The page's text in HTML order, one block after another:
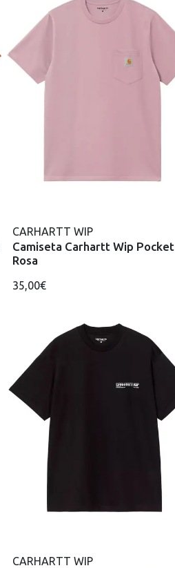
CARHARTT WIP
Camiseta Carhartt Wip Pocket
Rosa
35,00€
CARHARTT WIP